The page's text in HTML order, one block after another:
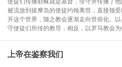
被流放到拔摩岛的使徒约翰离世，直接领
开这个世界，随之教会逐渐走向世俗化。
守使徒们所传的教导，相反，以罗马教会
上帝在鉴察我们